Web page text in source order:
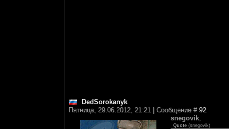
DedSorokanyk
Пятница, 29.06.2012, 21:21 | Сообщение # 92
snegovik,
Quote (snegovik)